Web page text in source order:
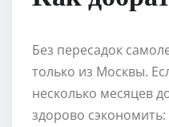
Без пересадок
только из Москвы.
несколько месяцев
здорово